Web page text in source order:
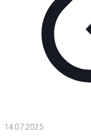
14.07.2025